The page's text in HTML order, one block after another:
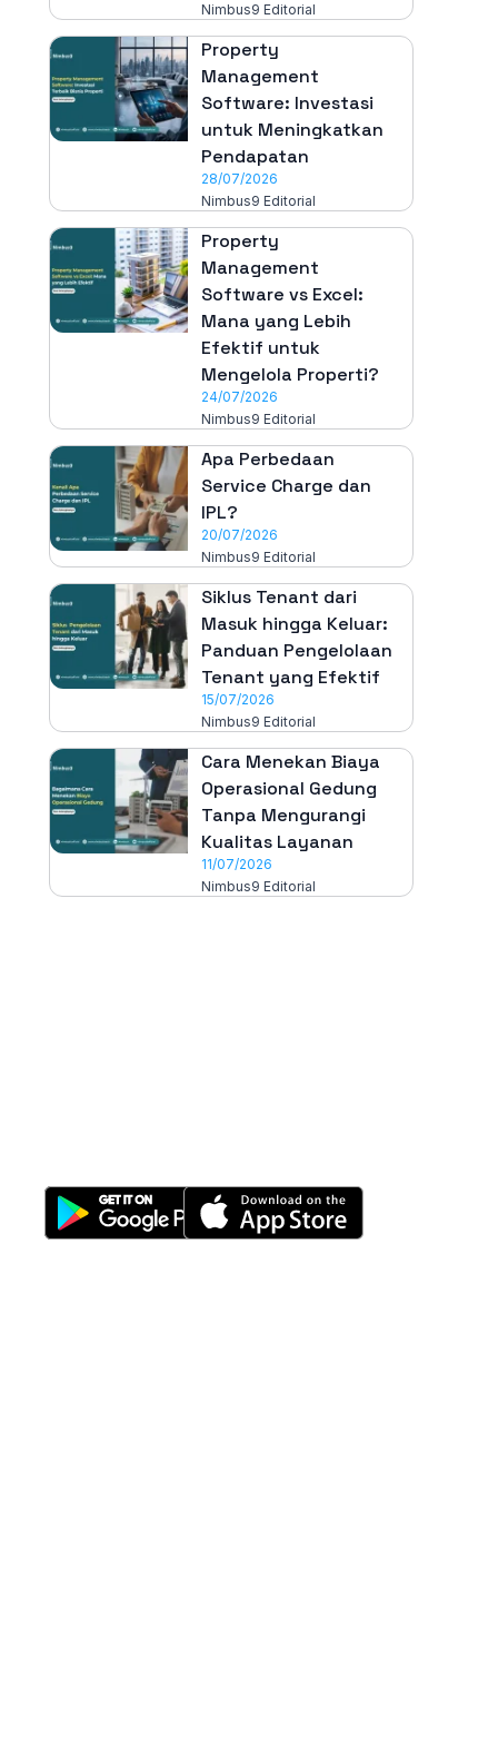
Nimbus9 Editorial
Property
Management
Software: Investasi
untuk Meningkatkan
Pendapatan
28/07/2026
Nimbus9 Editorial
Property
Management
Software vs Excel:
Mana yang Lebih
Efektif untuk
Mengelola Properti?
24/07/2026
Nimbus9 Editorial
Apa Perbedaan
Service Charge dan
IPL?
20/07/2026
Nimbus9 Editorial
Siklus Tenant dari
Masuk hingga Keluar:
Panduan Pengelolaan
Tenant yang Efektif
15/07/2026
Nimbus9 Editorial
Cara Menekan Biaya
Operasional Gedung
Tanpa Mengurangi
Kualitas Layanan
11/07/2026
Nimbus9 Editorial